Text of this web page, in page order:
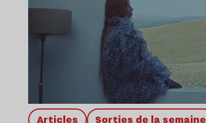
Articles Sorties de la semaine